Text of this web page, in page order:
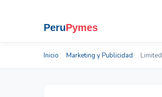
Inicio Marketing y Publicidad